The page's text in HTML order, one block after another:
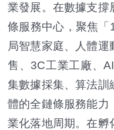
業發展。在數據支撐
條服務中心，聚焦
局智慧家庭、人體
售、3C工業工廠、
集數據採集、算法訓
體的全鏈條服務能力
業化落地周期。在孵